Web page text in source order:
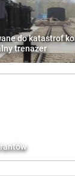
do katastrof
trenażer